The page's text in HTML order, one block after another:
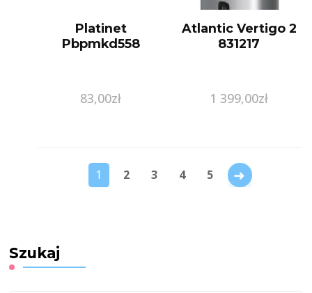
Platinet
Pbpmkd558
83,00zł
Atlantic Vertigo 2
831217
1 399,00zł
1 2 3 4 5
Szukaj